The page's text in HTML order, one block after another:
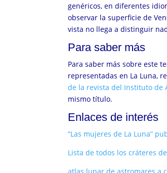
genéricos, en diferentes
observar la superficie de
vista no llega a distinguir
Para saber más
Para saber más sobre este
representadas en La Luna,
de la revista del Instituto de
mismo título.
Enlaces de interés
“Las mujeres de La Luna”
Lista de todos los cráteres
atlas lunar de astromares a